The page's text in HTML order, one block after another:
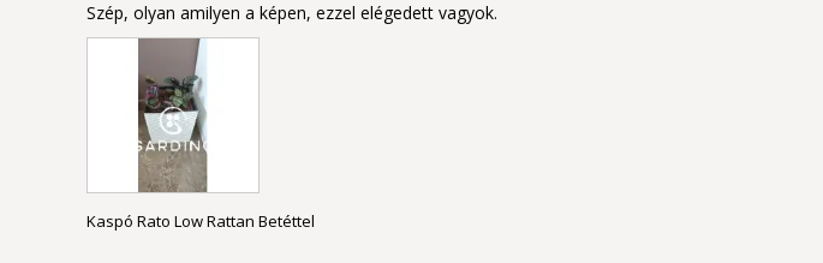
Szép, olyan amilyen a képen, ezzel elégedett vagyok.
Kaspó Rato Low Rattan Betéttel